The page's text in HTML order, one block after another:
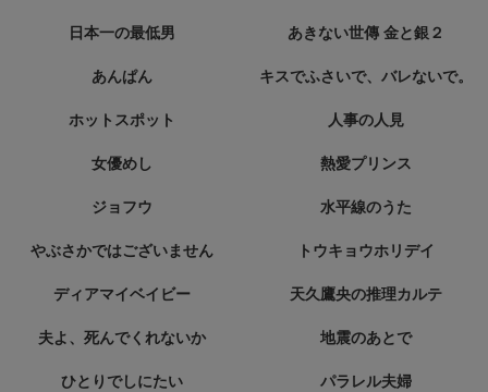
日本一の最低男 あきない世傳 金と銀２
あんぱん キスでふさいで、バレないで。
ホットスポット 人事の人見
女優めし 熱愛プリンス
ジョフウ 水平線のうた
やぶさかではございません トウキョウホリデイ
ディアマイベイビー 天久鷹央の推理カルテ
夫よ、死んでくれないか 地震のあとで
ひとりでしにたい パラレル夫婦